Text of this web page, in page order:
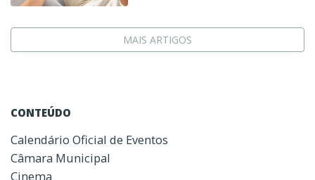
MAIS ARTIGOS
CONTEÚDO
Calendário Oficial de Eventos
Câmara Municipal
Cinema